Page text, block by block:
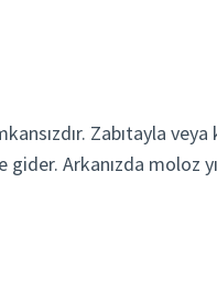
Zabıtayla
Arkanızda moloz